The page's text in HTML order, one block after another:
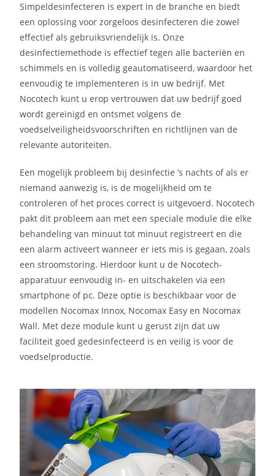
Simpeldesinfecteren is expert in de branche en biedt
een oplossing voor zorgeloos desinfecteren die zowel
effectief als gebruiksvriendelijk is. Onze
desinfectiemethode is effectief tegen alle bacteriën en
schimmels en is volledig geautomatiseerd, waardoor het
eenvoudig te implementeren is in uw bedrijf. Met
Nocotech kunt u erop vertrouwen dat uw bedrijf goed
wordt gereinigd en ontsmet volgens de
voedselveiligheidsvoorschriften en richtlijnen van de
relevante autoriteiten.
Een mogelijk probleem bij desinfectie ’s nachts of als er
niemand aanwezig is, is de mogelijkheid om te
controleren of het proces correct is uitgevoerd. Nocotech
pakt dit probleem aan met een speciale module die elke
behandeling van minuut tot minuut registreert en die
een alarm activeert wanneer er iets mis is gegaan, zoals
een stroomstoring. Hierdoor kunt u de Nocotech-
apparatuur eenvoudig in- en uitschakelen via een
smartphone of pc. Deze optie is beschikbaar voor de
modellen Nocomax Innox, Nocomax Easy en Nocomax
Wall. Met deze module kunt u gerust zijn dat uw
faciliteit goed gedesinfecteerd is en veilig is voor de
voedselproductie.